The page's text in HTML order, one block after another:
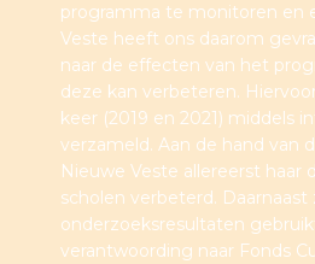
programma te monitoren en
Veste heeft ons daarom
naar de effecten van het
deze kan verbeteren.
keer (2019 en 2021) middels
verzameld. Aan de hand van
Nieuwe Veste allereerst haar
scholen verbeterd. Daarnaast
onderzoeksresultaten
verantwoording naar Fonds